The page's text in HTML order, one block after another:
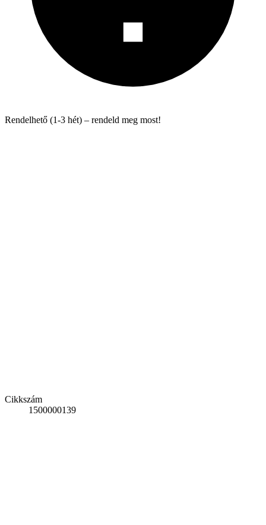
Rendelhető (1-3 hét) – rendeld meg most!
Cikkszám
1500000139